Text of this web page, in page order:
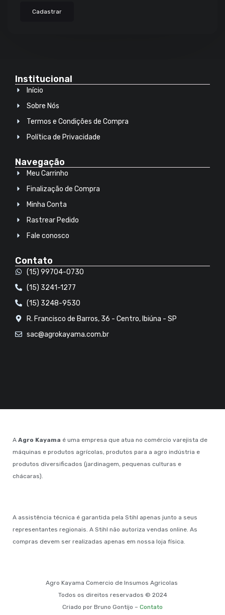
Cadastrar
Institucional
Início
Sobre Nós
Termos e Condições de Compra
Política de Privacidade
Navegação
Meu Carrinho
Finalização de Compra
Minha Conta
Rastrear Pedido
Fale conosco
Contato
(15) 99704-0730
(15) 3241-1277
(15) 3248-9530
R. Francisco de Barros, 36 - Centro, Ibiúna - SP
sac@agrokayama.com.br
A Agro Kayama é uma empresa que atua no comércio varejista de
máquinas e produtos agrícolas, produtos para a agro indústria e
produtos diversificados (jardinagem, pequenas culturas e
chácaras).
A assistência técnica é garantida pela Stihl apenas junto a seus
representantes regionais. A Stihl não autoriza vendas online. As
compras devem ser realizadas apenas em nossa loja física.
Agro Kayama Comercio de Insumos Agricolas
Todos os direitos reservados © 2024
Criado por Bruno Gontijo – Contato